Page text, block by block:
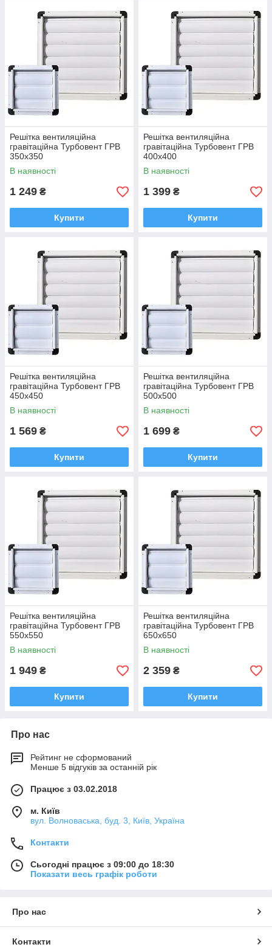
Решітка вентиляційна
гравітаційна Турбовент ГРВ
350х350
В наявності
1 249 ₴
Купити
Решітка вентиляційна
гравітаційна Турбовент ГРВ
400х400
В наявності
1 399 ₴
Купити
Решітка вентиляційна
гравітаційна Турбовент ГРВ
450х450
В наявності
1 569 ₴
Купити
Решітка вентиляційна
гравітаційна Турбовент ГРВ
500х500
В наявності
1 699 ₴
Купити
Решітка вентиляційна
гравітаційна Турбовент ГРВ
550х550
В наявності
1 949 ₴
Купити
Решітка вентиляційна
гравітаційна Турбовент ГРВ
650х650
В наявності
2 359 ₴
Купити
Про нас
Рейтинг не сформований
Менше 5 відгуків за останній рік
Працює з 03.02.2018
м. Київ
вул. Волноваська, буд. 3, Київ, Україна
Контакти
Сьогодні працює з 09:00 до 18:30
Показати весь графік роботи
Про нас
Контакти